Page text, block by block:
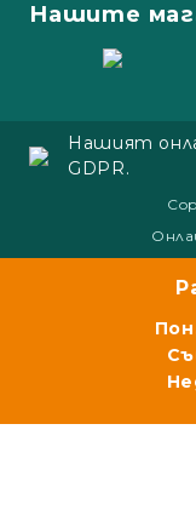
Нашите
Нашият
GDPR.